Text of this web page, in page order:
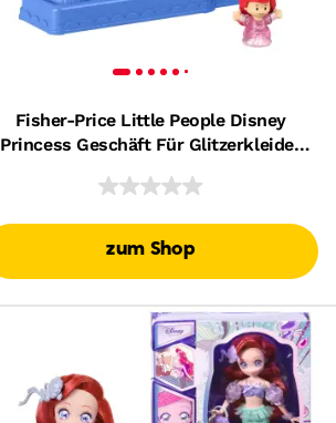
Fisher-Price Little People Disney
Princess Geschäft Für Glitzerkleider
Spielfiguren
zum Shop